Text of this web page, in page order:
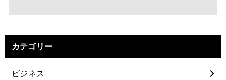
カテゴリー
ビジネス